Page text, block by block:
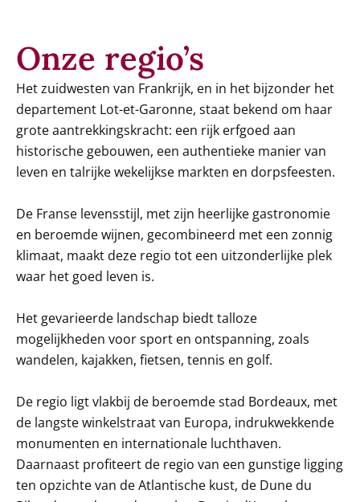
Onze regio’s
Het zuidwesten van Frankrijk, en in het bijzonder het
departement Lot-et-Garonne, staat bekend om haar
grote aantrekkingskracht: een rijk erfgoed aan
historische gebouwen, een authentieke manier van
leven en talrijke wekelijkse markten en dorpsfeesten.
De Franse levensstijl, met zijn heerlijke gastronomie
en beroemde wijnen, gecombineerd met een zonnig
klimaat, maakt deze regio tot een uitzonderlijke plek
waar het goed leven is.
Het gevarieerde landschap biedt talloze
mogelijkheden voor sport en ontspanning, zoals
wandelen, kajakken, fietsen, tennis en golf.
De regio ligt vlakbij de beroemde stad Bordeaux, met
de langste winkelstraat van Europa, indrukwekkende
monumenten en internationale luchthaven.
Daarnaast profiteert de regio van een gunstige ligging
ten opzichte van de Atlantische kust, de Dune du